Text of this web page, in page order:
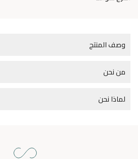
وصف المنتج
من نحن
لماذا نحن